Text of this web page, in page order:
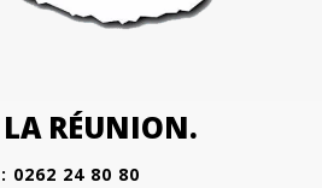
RÉUNION.
0262 24 80 80